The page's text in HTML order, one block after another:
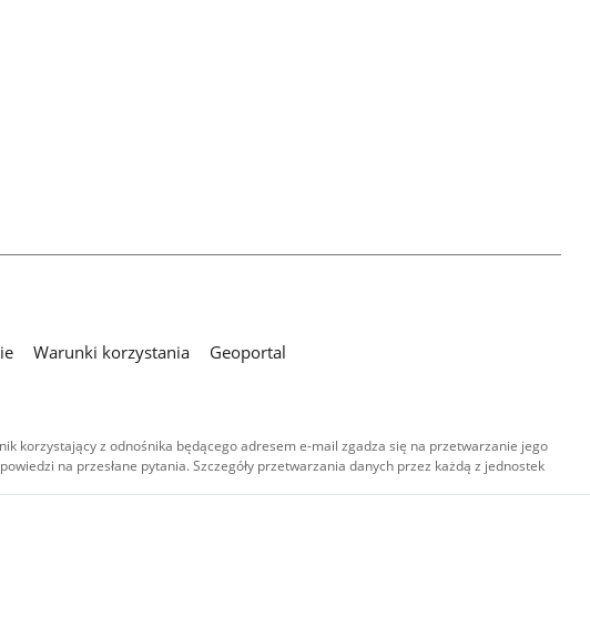
Warunki korzystania
Geoportal
korzystający z odnośnika będącego adresem e-mail zgadza się na przetwarzanie jego
na przesłane pytania. Szczegóły przetwarzania danych przez każdą z jednostek
audio i wideo,
-